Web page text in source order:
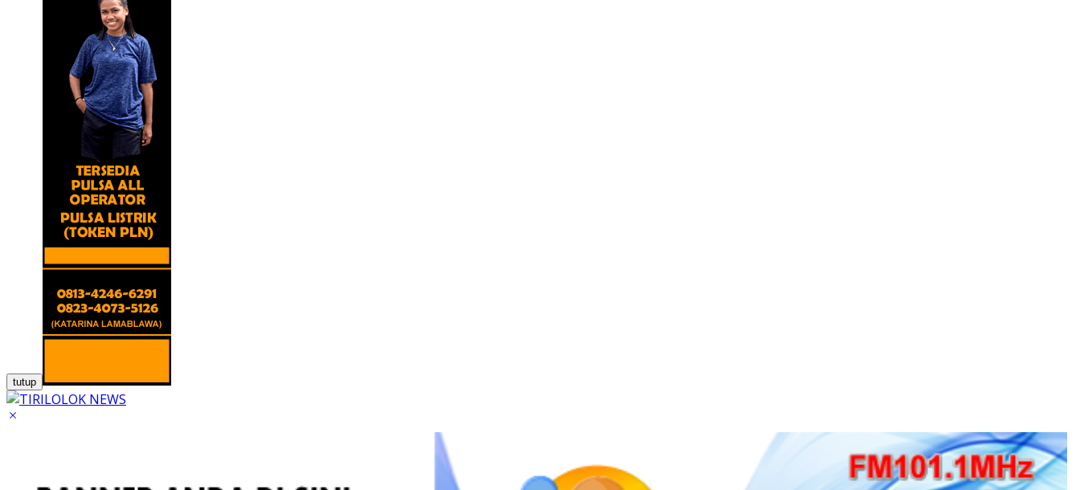
tutup